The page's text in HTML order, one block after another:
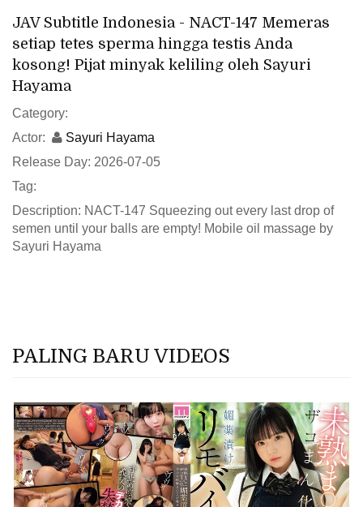
JAV Subtitle Indonesia - NACT-147 Memeras
setiap tetes sperma hingga testis Anda
kosong! Pijat minyak keliling oleh Sayuri
Hayama
Category:
Actor:
Sayuri Hayama
Release Day: 2026-07-05
Tag:
Description: NACT-147 Squeezing out every last drop of
semen until your balls are empty! Mobile oil massage by
Sayuri Hayama
PALING BARU VIDEOS